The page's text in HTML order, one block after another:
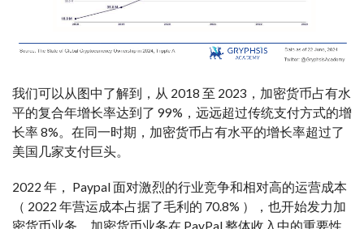
我们可以从图中了解到，从 2018 至 2023，加密货币占有水
平的复合年增长率达到了 99%，远远超过传统支付方式的增
长率 8%。在同一时期，加密货币占有水平的增长率超过了
美国几家支付巨头。
2022 年， Paypal 面对激烈的行业竞争和相对高的运营成本
（ 2022 年营运成本占据了毛利的 70.8% ），也开始发力加
密货币业务。加密货币业务在 PayPal 整体收入中的重要性